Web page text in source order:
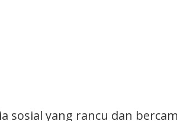
sosial yang rancu dan